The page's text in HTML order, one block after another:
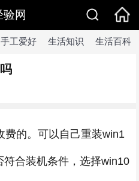
验网
手工爱好 生活知识 生活百科
费的。可以自己重装win1
合装机条件，选择win10